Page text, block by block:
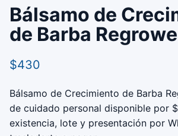
Bálsamo de
de Barba Regrowe
$430
Bálsamo de Crecimiento de Barba
de cuidado personal disponible por
existencia, lote y presentación por